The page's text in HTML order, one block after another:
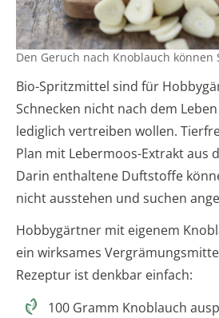
Den Geruch nach Knoblauch
Bio-Spritzmittel sind für
Schnecken nicht nach dem
lediglich vertreiben wollen.
Plan mit Lebermoos-Extrakt aus
Darin enthaltene Duftstoffe
nicht ausstehen und suchen
Hobbygärtner mit eigenem
ein wirksames
Rezeptur ist denkbar einfach:
100 Gramm Knoblauch